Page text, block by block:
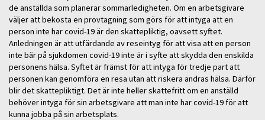
de anställda som planerar sommarledigheten. Om en arbetsgivare
väljer att bekosta en provtagning som görs för att intyga att en
person inte har covid-19 är den skattepliktig, oavsett syftet.
Anledningen är att utfärdande av reseintyg för att visa att en person
inte bär på sjukdomen covid-19 inte är i syfte att skydda den enskilda
personens hälsa. Syftet är främst för att intyga för tredje part att
personen kan genomföra en resa utan att riskera andras hälsa. Därför
blir det skattepliktigt. Det är inte heller skattefritt om en anställd
behöver intyga för sin arbetsgivare att man inte har covid-19 för att
kunna jobba på sin arbetsplats.